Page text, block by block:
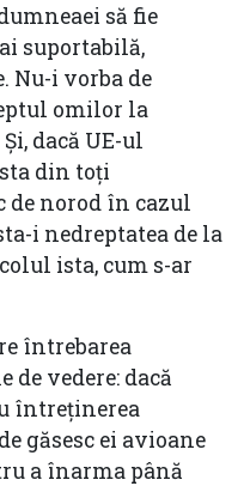
să fie
suportabilă,
Nu-i vorba de
omilor la
Și, dacă UE-ul
din toți
de norod în cazul
i nedreptatea de la
ista, cum s-ar
întrebarea
de vedere: dacă
întreținerea
găsesc ei avioane
a înarma până